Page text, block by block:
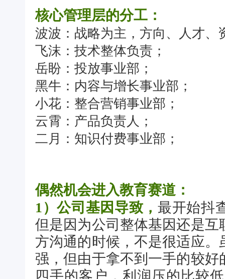
核心管理层的分工：
波波：战略为主，方向、人才、
飞沫：技术整体负责；
岳盼：投放事业部；
黑牛：内容与增长事业部；
小花：整合营销事业部；
云霄：产品负责人；
二月：知识付费事业部；
偶然机会进入教育赛道：
1）公司基因导致， 最开始抖
但是因为公司整体基因还是
方沟通的时候，不是很适应
强，但由于拿不到一手的较